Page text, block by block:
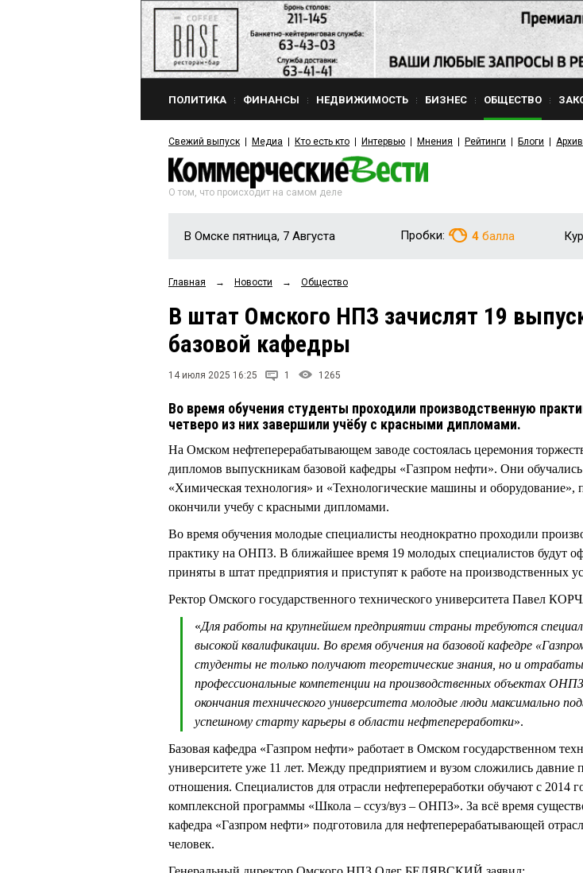
ПОЛИТИКА ФИНАНСЫ НЕДВИЖИМОСТЬ БИЗНЕС ОБЩЕСТВО
Свежий выпуск Медиа Кто есть кто Интервью Мнения Рейтинги Блоги Архив
О том, что происходит на самом деле
В Омске пятница, 7 Августа Пробки: 4 балла
Главная → Новости → Общество
В штат Омского НПЗ зачислят 19
базовой кафедры
14 июля 2025 16:25 1 1265
Во время обучения студенты проходили производственную
четверо из них завершили учёбу с красными дипломами.
На Омском нефтеперерабатывающем заводе состоялась церемония
дипломов выпускникам базовой кафедры «Газпром нефти». Они
«Химическая технология» и «Технологические машины и оборудование»,
окончили учебу с красными дипломами.
Во время обучения молодые специалисты неоднократно проходили
практику на ОНПЗ. В ближайшее время 19 молодых специалистов будут
приняты в штат предприятия и приступят к работе на производственных
Ректор Омского государственного технического университета Павел
«Для работы на крупнейшем предприятии страны требуются
высокой квалификации. Во время обучения на базовой кафедре
студенты не только получают теоретические знания, но и
профессиональные компетенции на производственных объектах
окончания технического университета молодые люди максимально
успешному старту карьеры в области нефтепереработки».
Базовая кафедра «Газпром нефти» работает в Омском государственном
университете уже 11 лет. Между предприятием и вузом сложились давние
отношения. Специалистов для отрасли нефтепереработки обучают с 2014
комплексной программы «Школа – ссуз/вуз – ОНПЗ». За всё время
кафедра «Газпром нефти» подготовила для нефтеперерабатывающей
человек.